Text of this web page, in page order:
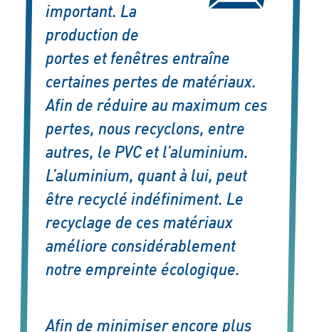
important. La
production de
portes et fenêtres entraîne
certaines pertes de matériaux.
Afin de réduire au maximum ces
pertes, nous recyclons, entre
autres, le PVC et l’aluminium.
L’aluminium, quant à lui, peut
être recyclé indéfiniment. Le
recyclage de ces matériaux
améliore considérablement
notre empreinte écologique.
Afin de minimiser encore plus